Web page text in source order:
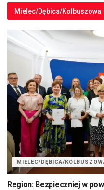
Mielec/Dębica/Kolbuszowa
MIELEC/DĘBICA/
Region: Bezpieczniej w